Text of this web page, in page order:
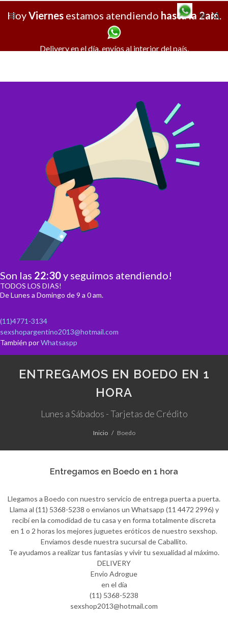
X
HoyViernesestamos atendiendo hasta la 2am.
Delivery en el día, envíos al interior del país.
Son las 22:30y seguimos atendiendo!
TODOS LOS DIAS!
De Lunes a Domingo de 9 a 0 am.
(11)4771-3134
sexshopargentino2013@hotmail.com
También porWhatsaspp
ENTREGAMOS EN BOEDO EN 1
HORA
Lunes a Sábados - Tarjetas de Crédito
Inicio Boedo
Entregamos en Boedo en 1 hora
Llegamos a Boedo con nuestro servicio de entrega puerta a puerta.
Llama al (11) 5368-5238 o envíanos un Whatsapp (11 4472 2996) y
recibí en la comodidad de tu casa y en forma totalmente discreta
en 1 o 2 horas los mejores juguetes eróticos de nuestro sexshop.
Enviamos desde nuestra sucursal de Caballito.
Te ayudamos a realizar tus fantasías y vivir tu sexualidad al máximo.
DELIVERY
Envio Adrogue
en el día
(11) 5368-5238
sexshop2013@hotmail.com